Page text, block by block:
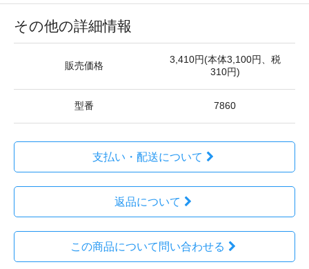
その他の詳細情報
販売価格
3,410円(本体3,100円、税
310円)
型番 7860
支払い・配送について
返品について
この商品について問い合わせる